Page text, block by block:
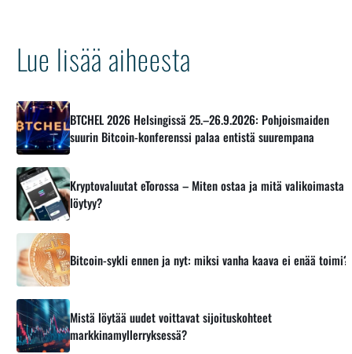
Lue lisää aiheesta
BTCHEL 2026 Helsingissä 25.–26.9.2026: Pohjoismaiden
suurin Bitcoin-konferenssi palaa entistä suurempana
Kryptovaluutat eTorossa – Miten ostaa ja mitä valikoimasta
löytyy?
Bitcoin-sykli ennen ja nyt: miksi vanha kaava ei enää toimi?
Mistä löytää uudet voittavat sijoituskohteet
markkinamyllerryksessä?